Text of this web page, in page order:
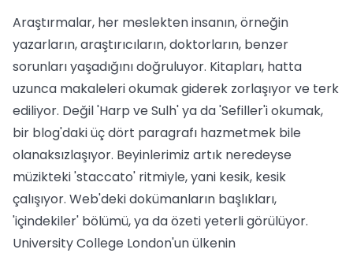
Araştırmalar, her meslekten insanın, örneğin
yazarların, araştırıcıların, doktorların, benzer
sorunları yaşadığını doğruluyor. Kitapları, hatta
uzunca makaleleri okumak giderek zorlaşıyor ve terk
ediliyor. Değil 'Harp ve Sulh' ya da 'Sefiller'i okumak,
bir blog'daki üç dört paragrafı hazmetmek bile
olanaksızlaşıyor. Beyinlerimiz artık neredeyse
müzikteki 'staccato' ritmiyle, yani kesik, kesik
çalışıyor. Web'deki dokümanların başlıkları,
'içindekiler' bölümü, ya da özeti yeterli görülüyor.
University College London'un ülkenin